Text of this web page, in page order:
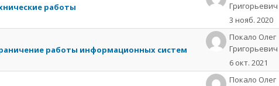
работы
Григорьевич
3 нояб. 2020
работы информационных систем
Покало Олег
Григорьевич
6 окт. 2021
Покало Олег